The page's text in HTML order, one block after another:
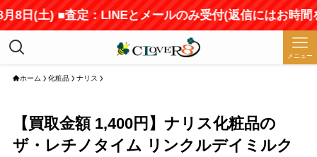
(土) ■査定：LINEとメールのみ受付(返信にはお時間をい
メニュー
ホーム 化粧品 ナリス
【買取金額 1,400円】ナリス化粧品の
ザ・レチノタイム リンクルデイミルク